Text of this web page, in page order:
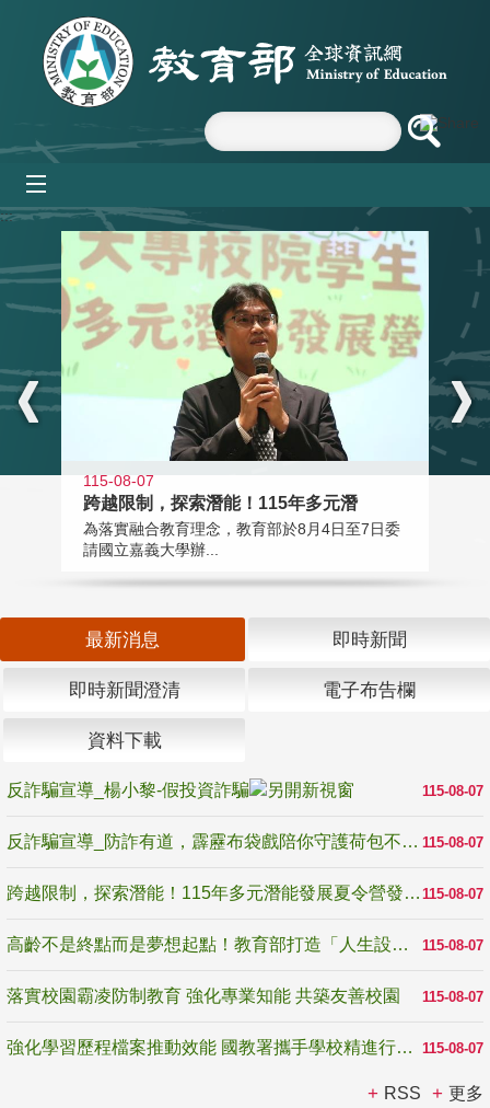
跳到主要內容區塊
:::
115-08-07
跨越限制，探索潛能！115年多元潛
為落實融合教育理念，教育部於8月4日至7日委
請國立嘉義大學辦...
最新消息 即時新聞
即時新聞澄清 電子布告欄
資料下載
115-08-07
反詐騙宣導_楊小黎-假投資詐騙
115-08-07
反詐騙宣導_防詐有道，霹靂布袋戲陪你守護荷包不受騙
115-08-07
跨越限制，探索潛能！115年多元潛能發展夏令營發掘生命無限可能
115-08-07
高齡不是終點而是夢想起點！教育部打造「人生設計夢工場」 參展第3屆高齡健康產業博覽會
115-08-07
落實校園霸凌防制教育 強化專業知能 共築友善校園
115-08-07
強化學習歷程檔案推動效能 國教署攜手學校精進行政與教學支持
RSS 更多